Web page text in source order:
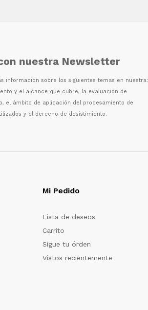
nuestra Newsletter
s información sobre los siguientes temas en nuestra:
y el alcance que cubre, la evaluación de
el ámbito de aplicación del procesamiento de
y el derecho de desistimiento.
Mi Pedido
Lista de deseos
Carrito
Sigue tu órden
Vistos recientemente